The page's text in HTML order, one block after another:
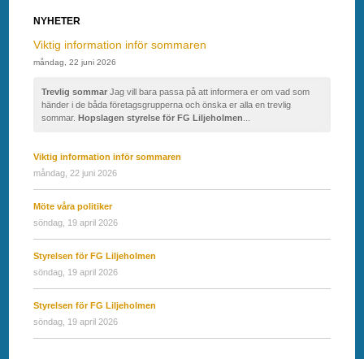
NYHETER
Viktig information inför sommaren
måndag, 22 juni 2026
Trevlig sommar Jag vill bara passa på att informera er om vad som
händer i de båda företagsgrupperna och önska er alla en trevlig
sommar. Hopslagen styrelse för FG Liljeholmen
Viktig information inför sommaren
måndag, 22 juni 2026
Möte våra politiker
söndag, 19 april 2026
Styrelsen för FG Liljeholmen
söndag, 19 april 2026
Styrelsen för FG Liljeholmen
söndag, 19 april 2026